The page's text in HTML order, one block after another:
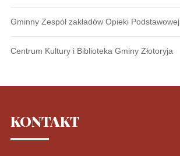
Gminny Zespół zakładów Opieki Podstawowej
Centrum Kultury i Biblioteka Gminy Złotoryja
KONTAKT